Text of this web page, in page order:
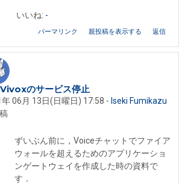
いいね: -
パーマリンク 親投稿を表示する 返信
Fumikazu への返信
のサービス停止
06月 13日(日曜日) 17:58 - Iseki Fumikazu
ずいぶん前に，Voiceチャットでファイア
ウォールを超えるためのアプリケーショ
ンゲートウェイを作成した時の資料で
す．